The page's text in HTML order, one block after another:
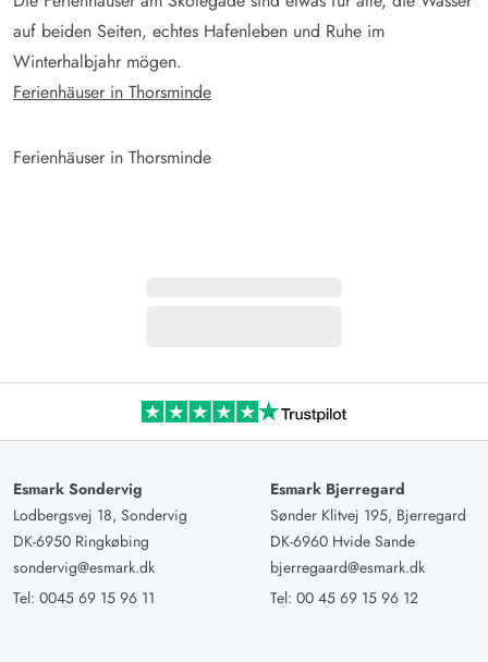
auf beiden Seiten, echtes Hafenleben und Ruhe im
Winterhalbjahr mögen.
Ferienhäuser in Thorsminde
Ferienhäuser in Thorsminde
Esmark Sondervig
Lodbergsvej 18, Sondervig
DK-6950 Ringkøbing
sondervig@esmark.dk
Tel: 0045 69 15 96 11
Esmark Bjerregard
Sønder Klitvej 195, Bjerregard
DK-6960 Hvide Sande
bjerregaard@esmark.dk
Tel: 00 45 69 15 96 12